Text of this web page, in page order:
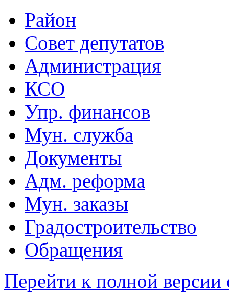
Район
Совет депутатов
Администрация
КСО
Упр. финансов
Мун. служба
Документы
Адм. реформа
Мун. заказы
Градостроительство
Обращения
Перейти к полной версии